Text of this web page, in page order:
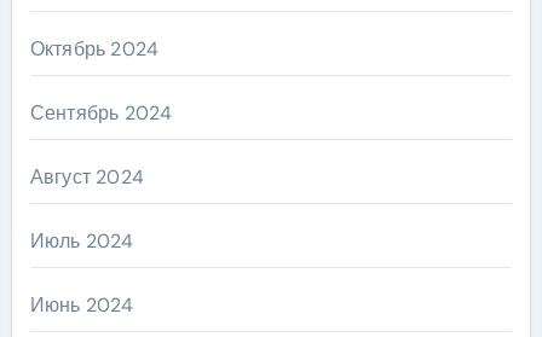
Октябрь 2024
Сентябрь 2024
Август 2024
Июль 2024
Июнь 2024